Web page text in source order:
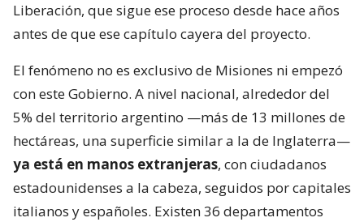
Liberación, que sigue ese proceso desde hace años
antes de que ese capítulo cayera del proyecto.
El fenómeno no es exclusivo de Misiones ni empezó
con este Gobierno. A nivel nacional, alrededor del
5% del territorio argentino —más de 13 millones de
hectáreas, una superficie similar a la de Inglaterra—
ya está en manos extranjeras, con ciudadanos
estadounidenses a la cabeza, seguidos por capitales
italianos y españoles. Existen 36 departamentos